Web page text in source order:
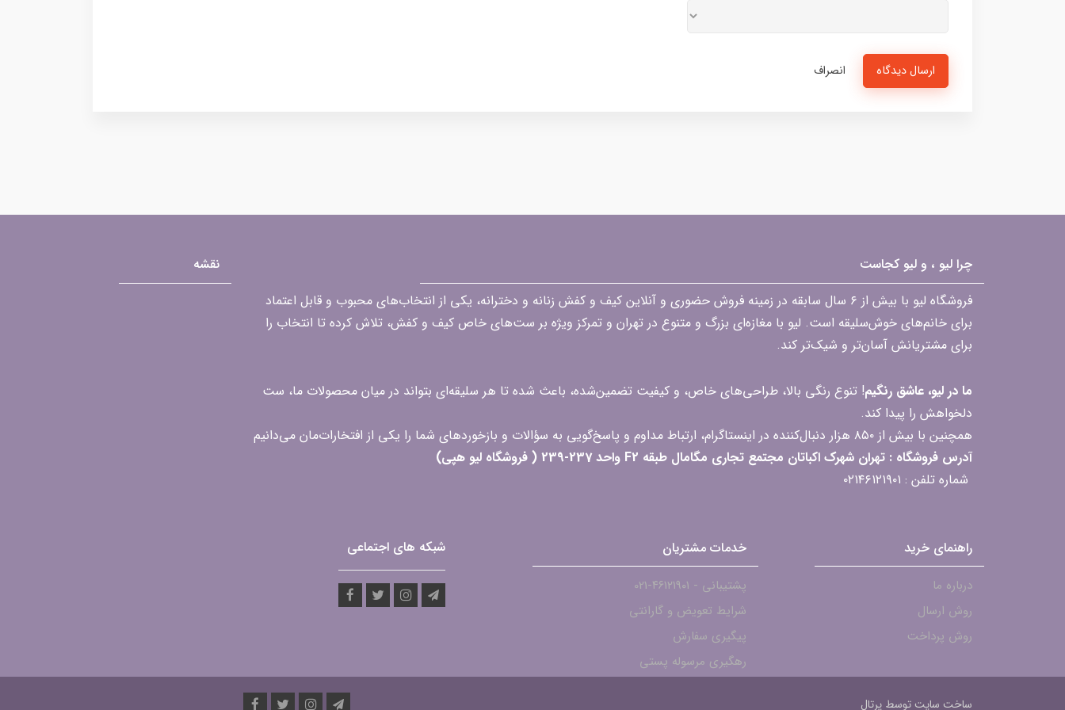
ارسال دیدگاه انصراف
چرا لیو ، و لیو کجاست
فروشگاه لیو با بیش از ۶ سال سابقه در زمینه فروش حضوری و آنلاین کیف و کفش زنانه و دخترانه، یکی از انتخاب‌های محبوب و قابل اعتماد
برای خانم‌های خوش‌سلیقه است. لیو با مغازه‌ای بزرگ و متنوع در تهران و تمرکز ویژه بر ست‌های خاص کیف و کفش، تلاش کرده تا انتخاب را
برای مشتریانش آسان‌تر و شیک‌تر کند.
ما در لیو، عاشق رنگیم! تنوع رنگی بالا، طراحی‌های خاص، و کیفیت تضمین‌شده، باعث شده تا هر سلیقه‌ای بتواند در میان محصولات ما، ست
دلخواهش را پیدا کند.
همچنین با بیش از ۸۵۰ هزار دنبال‌کننده در اینستاگرام، ارتباط مداوم و پاسخ‌گویی به سؤالات و بازخوردهای شما را یکی از افتخارات‌مان می‌دانیم
آدرس فروشگاه : تهران شهرک اکباتان مجتمع تجاری مگامال طبقه F2 واحد 237-239 ( فروشگاه لیو هپی)
شماره تلفن : ۰۲۱۴۶۱۲۱۹۰۱
نقشه
راهنمای خرید
درباره ما
روش ارسال
روش پرداخت
خدمات مشتریان
پشتیبانی - ۴۶۱۲۱۹۰۱-021
شرایط تعویض و گارانتی
پیگیری سفارش
رهگیری مرسوله پستی
شبکه های اجتماعی
ساخت سایت توسط پرتال